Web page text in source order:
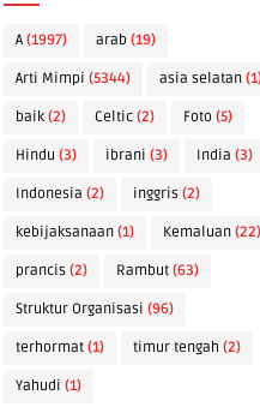
A (1997) arab (19)
Arti Mimpi (5344) asia selatan
baik (2) Celtic (2) Foto (5)
Hindu (3) ibrani (3) India (3)
Indonesia (2) inggris (2)
kebijaksanaan (1) Kemaluan (22)
prancis (2) Rambut (63)
Struktur Organisasi (96)
terhormat (1) timur tengah (2)
Yahudi (1)